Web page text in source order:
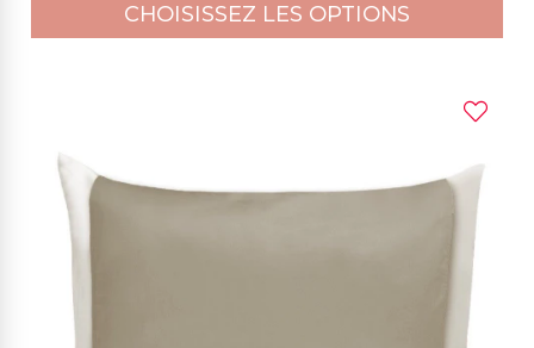
CHOISISSEZ LES OPTIONS